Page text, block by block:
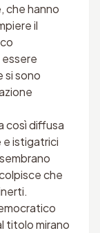
che hanno
il
si sono
così diffusa
e istigatrici
che
titolo mirano